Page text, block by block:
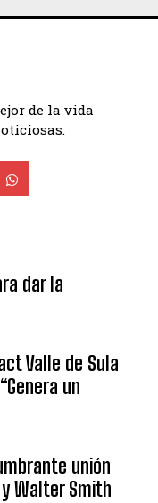
de la vida
dar la
Valle de Sula
un
unión
Walter Smith